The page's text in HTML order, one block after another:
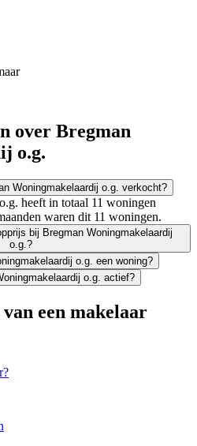
over Bregman
o.g.
Woningmakelaardij o.g. verkocht?
heeft in totaal 11 woningen
waren dit 11 woningen.
bij Bregman Woningmakelaardij
o.g.?
o.g. een woning?
o.g. actief?
een makelaar